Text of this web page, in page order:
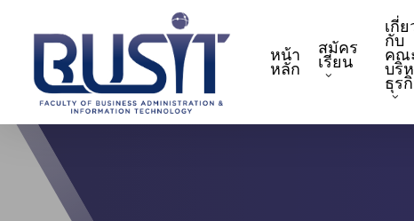
content
หน้า
หลัก
สมัคร
เรียน
เกี่ย
กับ
คณ
บริ
ธุร